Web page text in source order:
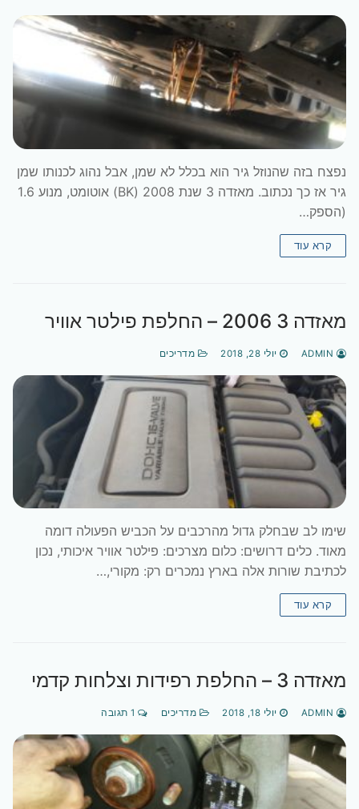
נפצח בזה שהנוזל גיר הוא בכלל לא שמן, אבל נהוג לכנותו שמן
גיר אז כך נכתוב. מאזדה 3 שנת 2008 (BK) אוטומט, מנוע 1.6
(הספק…
קרא עוד
מאזדה 3 2006 – החלפת פילטר אוויר
יולי 28, 2018 מדריכים
שימו לב שבחלק גדול מהרכבים על הכביש הפעולה דומה
מאוד. כלים דרושים: כלום מצרכים: פילטר אוויר איכותי, נכון
לכתיבת שורות אלה בארץ נמכרים רק: מקורי,…
קרא עוד
מאזדה 3 – החלפת רפידות וצלחות קדמי
יולי 18, 2018 מדריכים